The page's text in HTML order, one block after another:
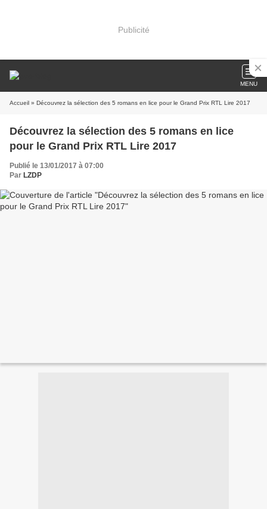
Publicité
MENU
Accueil » Découvrez la sélection des 5 romans en lice pour le Grand Prix RTL Lire 2017
Découvrez la sélection des 5 romans en lice
pour le Grand Prix RTL Lire 2017
Publié le 13/01/2017 à 07:00
Par LZDP